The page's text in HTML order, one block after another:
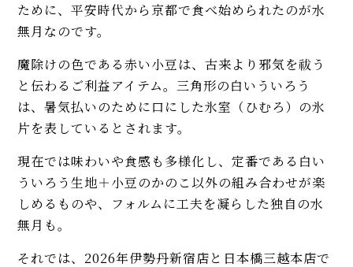
ために、平安時代から京都で食べ始められたのが水
無月なのです。
魔除けの色である赤い小豆は、古来より邪気を祓う
と伝わるご利益アイテム。三角形の白いういろう
は、暑気払いのために口にした氷室（ひむろ）の氷
片を表しているとされます。
現在では味わいや食感も多様化し、定番である白い
ういろう生地＋小豆のかのこ以外の組み合わせが楽
しめるものや、フォルムに工夫を凝らした独自の水
無月も。
それでは、2026年伊勢丹新宿店と日本橋三越本店で